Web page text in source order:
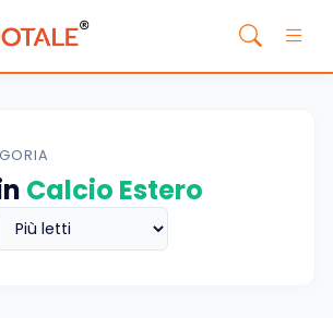
Calcio Estero